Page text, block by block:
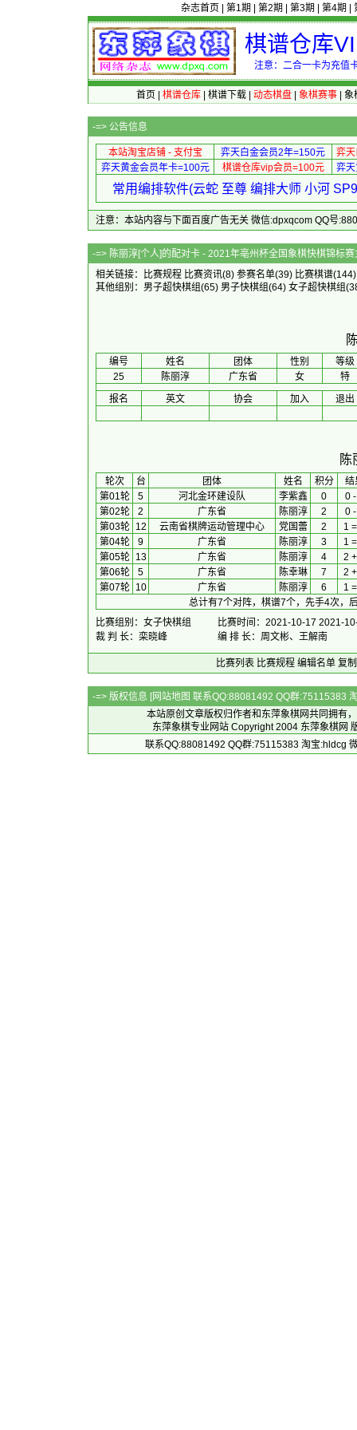
杂志首页 第1期 第2期 第3期 第4期
棋谱仓库
注意：二合一卡为充值
首页 棋谱仓库| 棋谱下载| 动态棋盘| 象棋赛事| 象
-=> 公告信息
本站淘宝店铺 - 支付宝 弈天白金会员2年=150元
弈
弈天黄金会员年卡=100元
棋谱仓库vip会员=100元 弈
常用编排软件(云蛇 至尊 编排大师 小河
注意：本站内容与下面百度广告无关 微信:dpxqcom QQ号
-=> 陈丽淳[个人]的配对卡 - 2021年亳州
相关链接：
比赛规程 比赛资讯(8) 参赛名单(39) 比赛棋谱
其他组别： 男子超快棋组(65) 男子快棋组(64) 女子超快棋组
编号 姓名 团体 性别
等级
25
陈丽淳 广东省 女
特
报名
英文 协会 加入 退出
陈
轮次 台 团体 姓名 积分
第01轮
5 河北金环建设队 李紫鑫 0
0
第02轮
2 广东省 陈丽淳 2
0
第03轮
12 云南省棋牌运动管理中心 党国蕾 2
1
第04轮
9 广东省 陈丽淳 3
1
第05轮
13 广东省 陈丽淳 4
2
第06轮
5 广东省 陈幸琳 7
2
第07轮
10 广东省 陈丽淳 6
1
总计有7个对阵，棋谱7个，先手4次，
比赛组别：女子快棋组
比赛时间：2021-10-17 2021-
裁 判 长：栾晓峰
编 排 长：周文彬、王解南
比赛列表 比赛规程 编辑名单 复
-=> 版权信息 [网站地图 联系QQ:88081492 QQ群:75115383
本站原创文章版权归作者和 东萍象棋网共同拥有
东萍象棋专业网站 Copyright 2004 东萍象棋网
联系QQ:88081492 QQ群:75115383 淘宝:hldcg